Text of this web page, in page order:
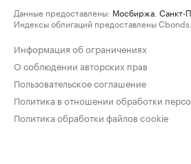
Данные предоставлены: Мосбиржа Санкт-
Индексы облигаций предоставлены Cbonds.
Информация об ограничениях
О соблюдении авторских прав
Пользовательское соглашение
Политика в отношении обработки
Политика обработки файлов cookie